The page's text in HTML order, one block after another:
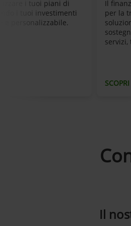
i tuoi piani di
i tuoi investimenti
e personalizzabile.
Il
per la
Il